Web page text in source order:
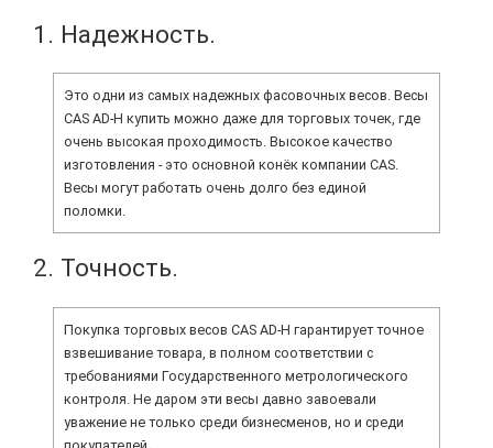
1. Надежность.
Это одни из самых надежных фасовочных весов. Весы
CAS AD-H купить можно даже для торговых точек, где
очень высокая проходимость. Высокое качество
изготовления - это основной конёк компании CAS.
Весы могут работать очень долго без единой
поломки.
2. Точность.
Покупка торговых весов CAS AD-H гарантирует точное
взвешивание товара, в полном соответствии с
требованиями Государственного метрологического
контроля. Не даром эти весы давно завоевали
уважение не только среди бизнесменов, но и среди